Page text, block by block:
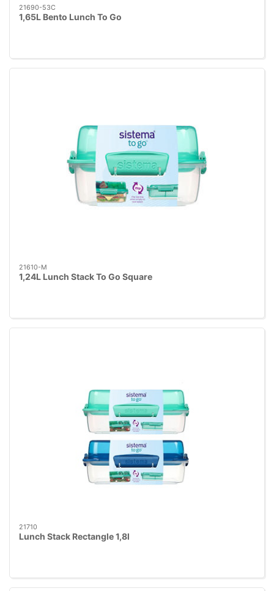
21690-53C
1,65L Bento Lunch To Go
21610-M
1,24L Lunch Stack To Go Square
21710
Lunch Stack Rectangle 1,8l